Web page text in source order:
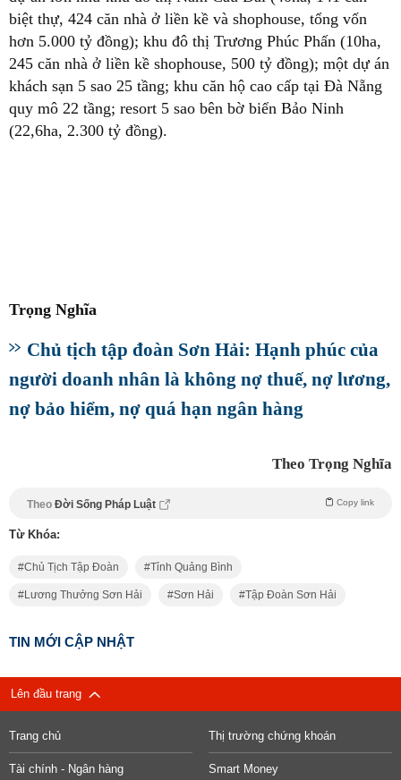
biệt thự, 424 căn nhà ở liền kề và shophouse, tổng vốn
hơn 5.000 tỷ đồng); khu đô thị Trương Phúc Phấn (10ha,
245 căn nhà ở liền kề shophouse, 500 tỷ đồng); một dự án
khách sạn 5 sao 25 tầng; khu căn hộ cao cấp tại Đà Nẵng
quy mô 22 tầng; resort 5 sao bên bờ biển Bảo Ninh
(22,6ha, 2.300 tỷ đồng).
Trọng Nghĩa
Chủ tịch tập đoàn Sơn Hải: Hạnh phúc của
người doanh nhân là không nợ thuế, nợ lương,
nợ bảo hiểm, nợ quá hạn ngân hàng
Theo Trọng Nghĩa
Theo Đời Sống Pháp Luật Copy link
Từ Khóa:
Chủ Tịch Tập Đoàn Tỉnh Quảng Bình
Lương Thưởng Sơn Hải Sơn Hải Tập Đoàn Sơn Hải
TIN MỚI CẬP NHẬT
Lên đầu trang
Trang chủ Thị trường chứng khoán
Tài chính - Ngân hàng Smart Money